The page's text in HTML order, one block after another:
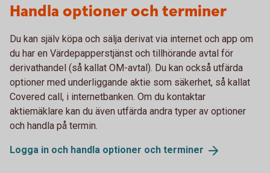
Handla optioner och terminer
Du kan själv köpa och sälja derivat via internet och app om
du har en Värdepapperstjänst och tillhörande avtal för
derivathandel (så kallat OM-avtal). Du kan också utfärda
optioner med underliggande aktie som säkerhet, så kallat
Covered call, i internetbanken. Om du kontaktar
aktiemäklare kan du även utfärda andra typer av optioner
och handla på termin.
Logga in och handla optioner och terminer